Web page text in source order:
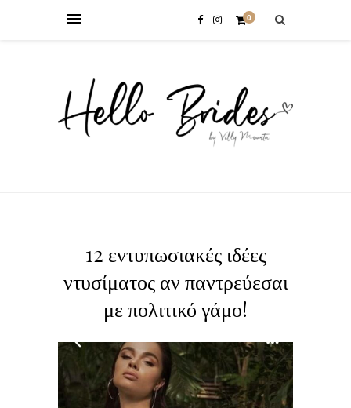
0
12 εντυπωσιακές ιδέες
ντυσίματος αν παντρεύεσαι
με πολιτικό γάμο!